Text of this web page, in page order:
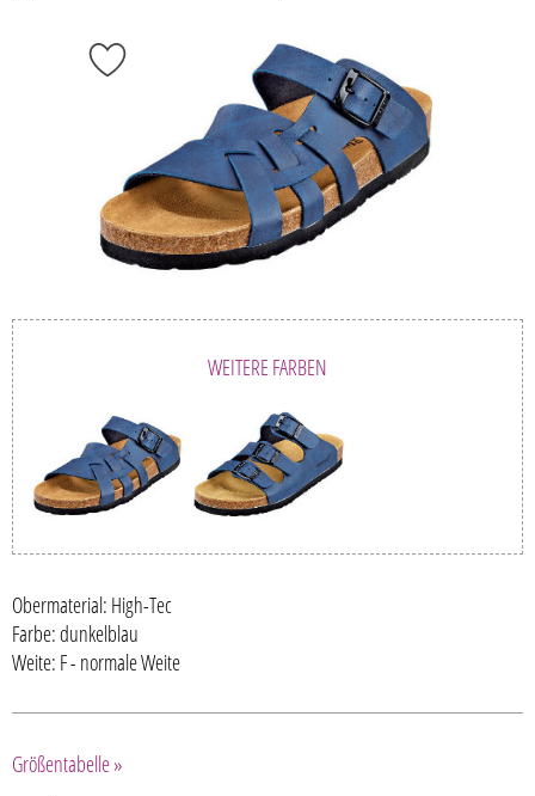
WEITERE FARBEN
Obermaterial: High-Tec
Farbe: dunkelblau
Weite: F - normale Weite
Größentabelle »